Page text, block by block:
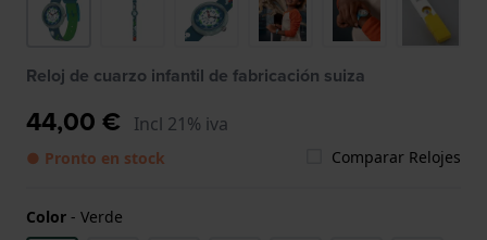
Reloj de cuarzo infantil de fabricación suiza
44,00 € Incl 21% iva
● Pronto en stock Comparar Relojes
Color - Verde